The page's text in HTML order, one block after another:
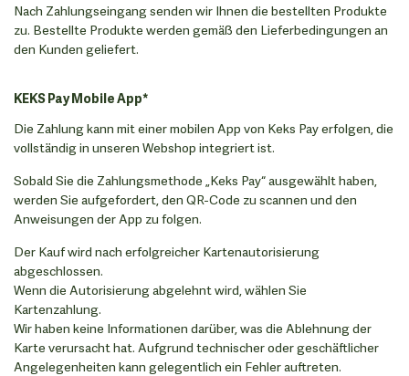
Nach Zahlungseingang senden wir Ihnen die bestellten Produkte
zu. Bestellte Produkte werden gemäß den Lieferbedingungen an
den Kunden geliefert.
KEKS Pay Mobile App*
Die Zahlung kann mit einer mobilen App von Keks Pay erfolgen, die
vollständig in unseren Webshop integriert ist.
Sobald Sie die Zahlungsmethode „Keks Pay“ ausgewählt haben,
werden Sie aufgefordert, den QR-Code zu scannen und den
Anweisungen der App zu folgen.
Der Kauf wird nach erfolgreicher Kartenautorisierung
abgeschlossen.
Wenn die Autorisierung abgelehnt wird, wählen Sie
Kartenzahlung.
Wir haben keine Informationen darüber, was die Ablehnung der
Karte verursacht hat. Aufgrund technischer oder geschäftlicher
Angelegenheiten kann gelegentlich ein Fehler auftreten.